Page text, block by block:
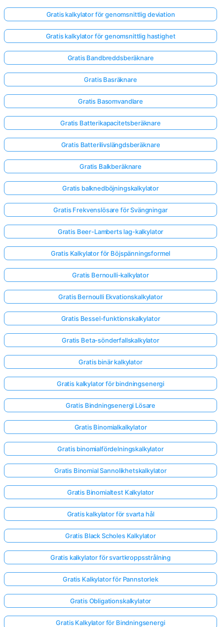
Inga
frågor
än
Gratis kalkylator för genomsnittlig deviation
Gratis kalkylator för genomsnittlig hastighet
Gratis Bandbreddsberäknare
Gratis Basräknare
Gratis Basomvandlare
Gratis Batterikapacitetsberäknare
Gratis Batterilivslängdsberäknare
Gratis Balkberäknare
Gratis balknedböjningskalkylator
Gratis Frekvenslösare för Svängningar
Gratis Beer-Lamberts lag-kalkylator
Gratis Kalkylator för Böjspänningsformel
Gratis Bernoulli-kalkylator
Gratis Bernoulli Ekvationskalkylator
Gratis Bessel-funktionskalkylator
Gratis Beta-sönderfallskalkylator
Gratis binär kalkylator
Gratis kalkylator för bindningsenergi
Gratis Bindningsenergi Lösare
Gratis Binomialkalkylator
Gratis binomialfördelningskalkylator
Gratis Binomial Sannolikhetskalkylator
Gratis Binomialtest Kalkylator
Gratis kalkylator för svarta hål
Gratis Black Scholes Kalkylator
Gratis kalkylator för svartkroppsstrålning
Gratis Kalkylator för Pannstorlek
Gratis Obligationskalkylator
Gratis Kalkylator för Bindningsenergi